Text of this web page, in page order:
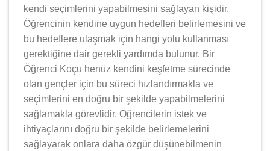
kendi seçimlerini yapabilmesini sağlayan kişidir.
Öğrencinin kendine uygun hedefleri belirlemesini ve
bu hedeflere ulaşmak için hangi yolu kullanması
gerektiğine dair gerekli yardımda bulunur. Bir
Öğrenci Koçu henüz kendini keşfetme sürecinde
olan gençler için bu süreci hızlandırmakla ve
seçimlerini en doğru bir şekilde yapabilmelerini
sağlamakla görevlidir. Öğrencilerin istek ve
ihtiyaçlarını doğru bir şekilde belirlemelerini
sağlayarak onlara daha özgür düşünebilmenin